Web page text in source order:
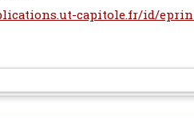
capitole.fr/id/